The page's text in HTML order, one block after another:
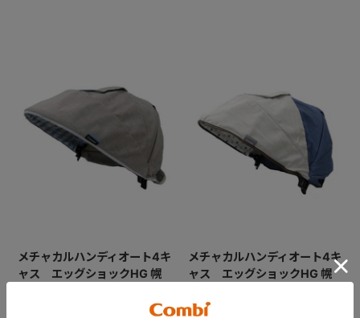
メチャカルハンディオート4キ
ャス エッグショックHG 幌
メチャカルハンディオート4キ
ャス エッグショックHG 幌